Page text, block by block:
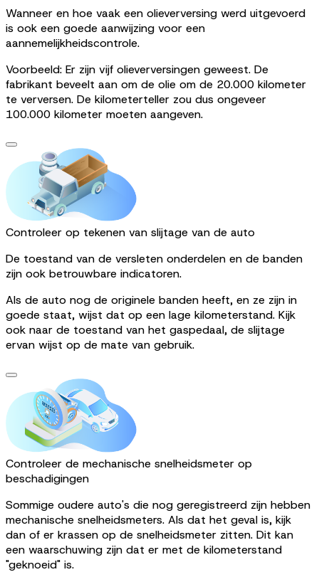
Wanneer en hoe vaak een olieverversing werd uitgevoerd
is ook een goede aanwijzing voor een
aannemelijkheidscontrole.
Voorbeeld: Er zijn vijf olieverversingen geweest. De
fabrikant beveelt aan om de olie om de 20.000 kilometer
te verversen. De kilometerteller zou dus ongeveer
100.000 kilometer moeten aangeven.
Controleer op tekenen van slijtage van de auto
De toestand van de versleten onderdelen en de banden
zijn ook betrouwbare indicatoren.
Als de auto nog de originele banden heeft, en ze zijn in
goede staat, wijst dat op een lage kilometerstand. Kijk
ook naar de toestand van het gaspedaal, de slijtage
ervan wijst op de mate van gebruik.
Controleer de mechanische snelheidsmeter op
beschadigingen
Sommige oudere auto's die nog geregistreerd zijn hebben
mechanische snelheidsmeters. Als dat het geval is, kijk
dan of er krassen op de snelheidsmeter zitten. Dit kan
een waarschuwing zijn dat er met de kilometerstand
"geknoeid" is.